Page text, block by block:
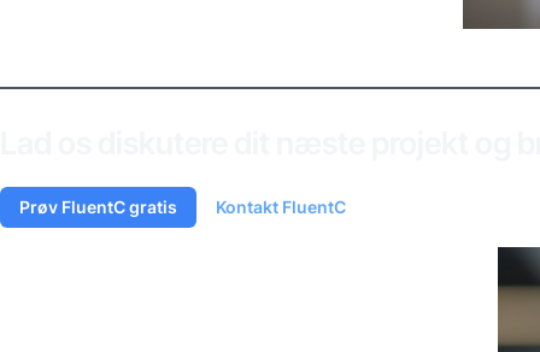
Prøv FluentC gratis Kontakt FluentC